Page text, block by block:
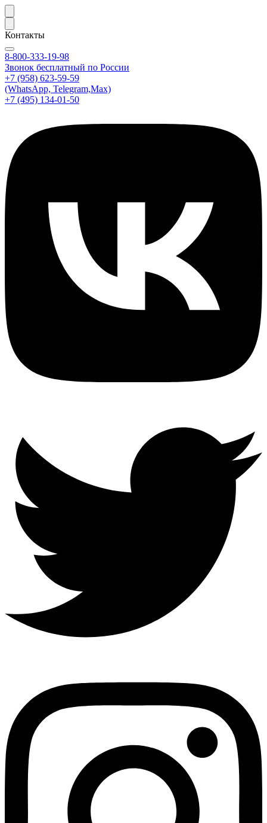
Контакты
8-800-333-19-98
Звонок бесплатный по России
+7 (958) 623-59-59
(WhatsApp, Telegram,Max)
+7 (495) 134-01-50